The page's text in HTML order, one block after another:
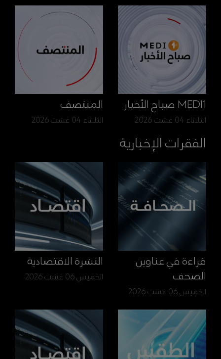
MEDI1 صباح الأخبار
الثلاثاء 04 غشت 2026
المنتصف
الثلاثاء 04 غشت 2026
الفقرات الإخبارية
قراءة في عناوين
الصحف
الخميس 06 غشت 2026
النشرة الاقتصادية
الخميس 06 غشت 2026